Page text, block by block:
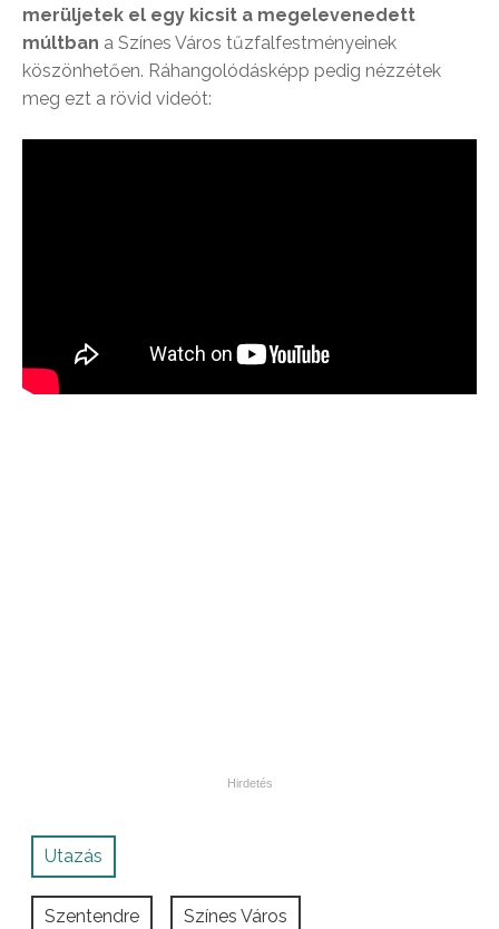
merüljetek el egy kicsit a megelevenedett
múltban a Színes Város tűzfalfestményeinek
köszönhetően. Ráhangolódásképp pedig nézzétek
meg ezt a rövid videót:
Utazás
Szentendre Színes Város